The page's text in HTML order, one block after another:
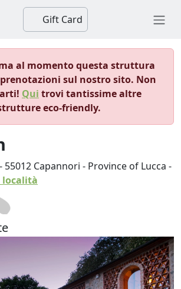
Gift Card
al momento questa struttura
sul nostro sito. Non
Qui trovi tantissime altre
eco-friendly.
- 55012 Capannori - Province of Lucca -
località